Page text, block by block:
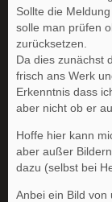
Sollte die
solle man prüfen
zurücksetzen.
Da dies zunächst
frisch ans Werk
Erkenntnis dass
aber nicht ob er
Hoffe hier kann
aber außer
dazu (selbst bei
Anbei ein Bild von